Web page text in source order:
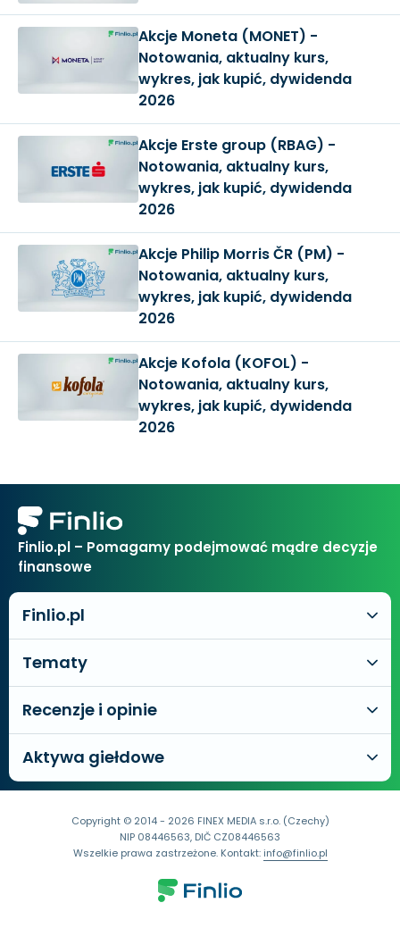
Akcje Moneta (MONET) -
Notowania, aktualny kurs,
wykres, jak kupić, dywidenda
2026
Akcje Erste group (RBAG) -
Notowania, aktualny kurs,
wykres, jak kupić, dywidenda
2026
Akcje Philip Morris ČR (PM) -
Notowania, aktualny kurs,
wykres, jak kupić, dywidenda
2026
Akcje Kofola (KOFOL) -
Notowania, aktualny kurs,
wykres, jak kupić, dywidenda
2026
Finlio.pl – Pomagamy podejmować mądre decyzje
finansowe
Finlio.pl
Tematy
Recenzje i opinie
Aktywa giełdowe
Copyright © 2014 - 2026 FINEX MEDIA s.r.o. (Czechy)
NIP 08446563, DIČ CZ08446563
Wszelkie prawa zastrzeżone. Kontakt:info@finlio.pl